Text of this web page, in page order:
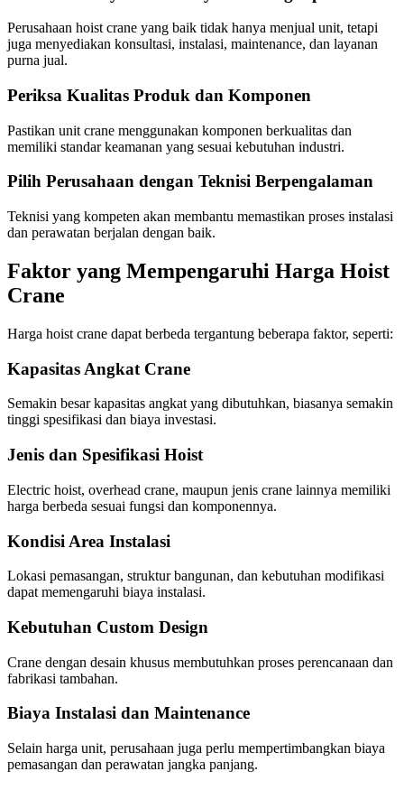
Perusahaan hoist crane yang baik tidak hanya menjual unit, tetapi
juga menyediakan konsultasi, instalasi, maintenance, dan layanan
purna jual.
Periksa Kualitas Produk dan Komponen
Pastikan unit crane menggunakan komponen berkualitas dan
memiliki standar keamanan yang sesuai kebutuhan industri.
Pilih Perusahaan dengan Teknisi Berpengalaman
Teknisi yang kompeten akan membantu memastikan proses instalasi
dan perawatan berjalan dengan baik.
Faktor yang Mempengaruhi Harga Hoist
Crane
Harga hoist crane dapat berbeda tergantung beberapa faktor, seperti:
Kapasitas Angkat Crane
Semakin besar kapasitas angkat yang dibutuhkan, biasanya semakin
tinggi spesifikasi dan biaya investasi.
Jenis dan Spesifikasi Hoist
Electric hoist, overhead crane, maupun jenis crane lainnya memiliki
harga berbeda sesuai fungsi dan komponennya.
Kondisi Area Instalasi
Lokasi pemasangan, struktur bangunan, dan kebutuhan modifikasi
dapat memengaruhi biaya instalasi.
Kebutuhan Custom Design
Crane dengan desain khusus membutuhkan proses perencanaan dan
fabrikasi tambahan.
Biaya Instalasi dan Maintenance
Selain harga unit, perusahaan juga perlu mempertimbangkan biaya
pemasangan dan perawatan jangka panjang.